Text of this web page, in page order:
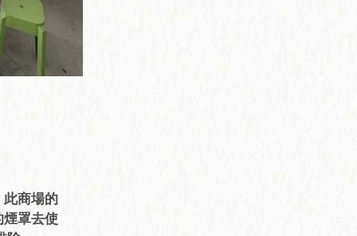
商場的
罩去使